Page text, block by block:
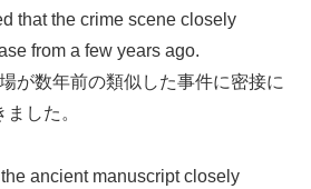
that the crime scene closely
from a few years ago.
が数年前の類似した事件に密接に
した。
ancient manuscript closely